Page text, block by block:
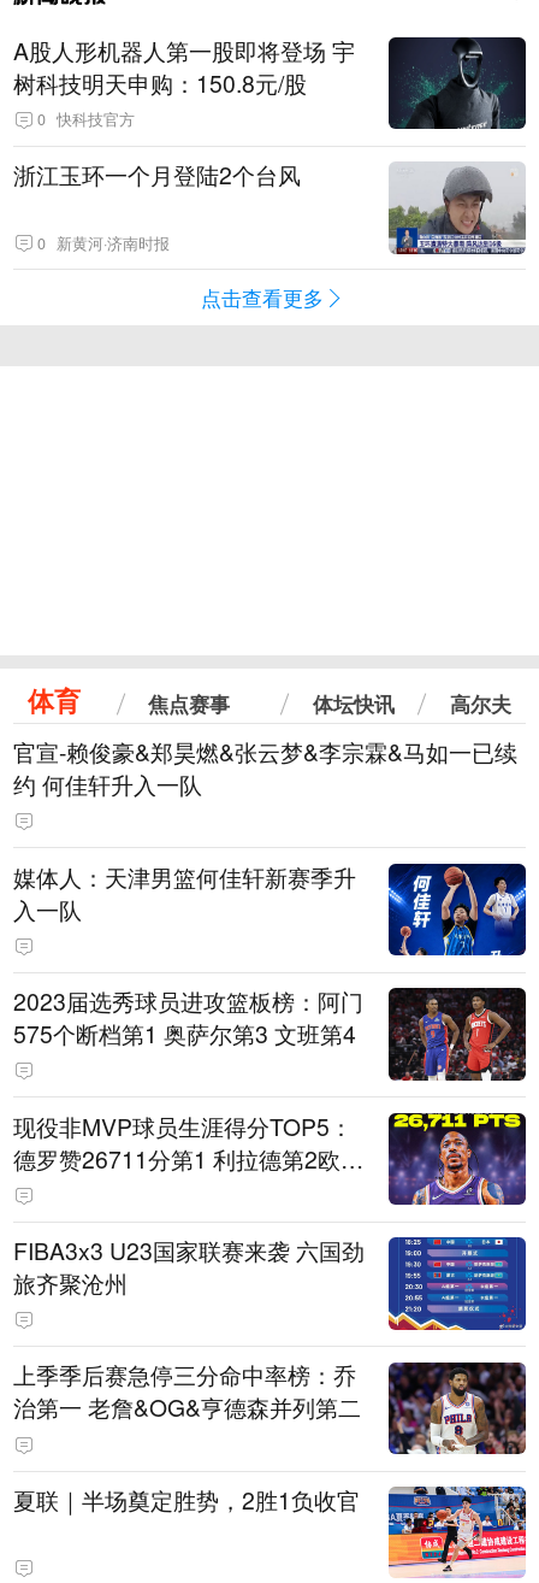
A股人形机器人第一股即将登场 宇
树科技明天申购：150.8元/股
0 快科技官方
浙江玉环一个月登陆2个台风
0 新黄河·济南时报
点击查看更多
体育 焦点赛事 体坛快讯 高尔夫
官宣-赖俊豪&郑昊燃&张云梦&李宗霖&马如一已续
约 何佳轩升入一队
媒体人：天津男篮何佳轩新赛季升
入一队
2023届选秀球员进攻篮板榜：阿门
575个断档第1 奥萨尔第3 文班第4
现役非MVP球员生涯得分TOP5：
德罗赞26711分第1 利拉德第2欧文
第5
FIBA3x3 U23国家联赛来袭 六国劲
旅齐聚沧州
上季季后赛急停三分命中率榜：乔
治第一 老詹&OG&亨德森并列第二
夏联｜半场奠定胜势，2胜1负收官